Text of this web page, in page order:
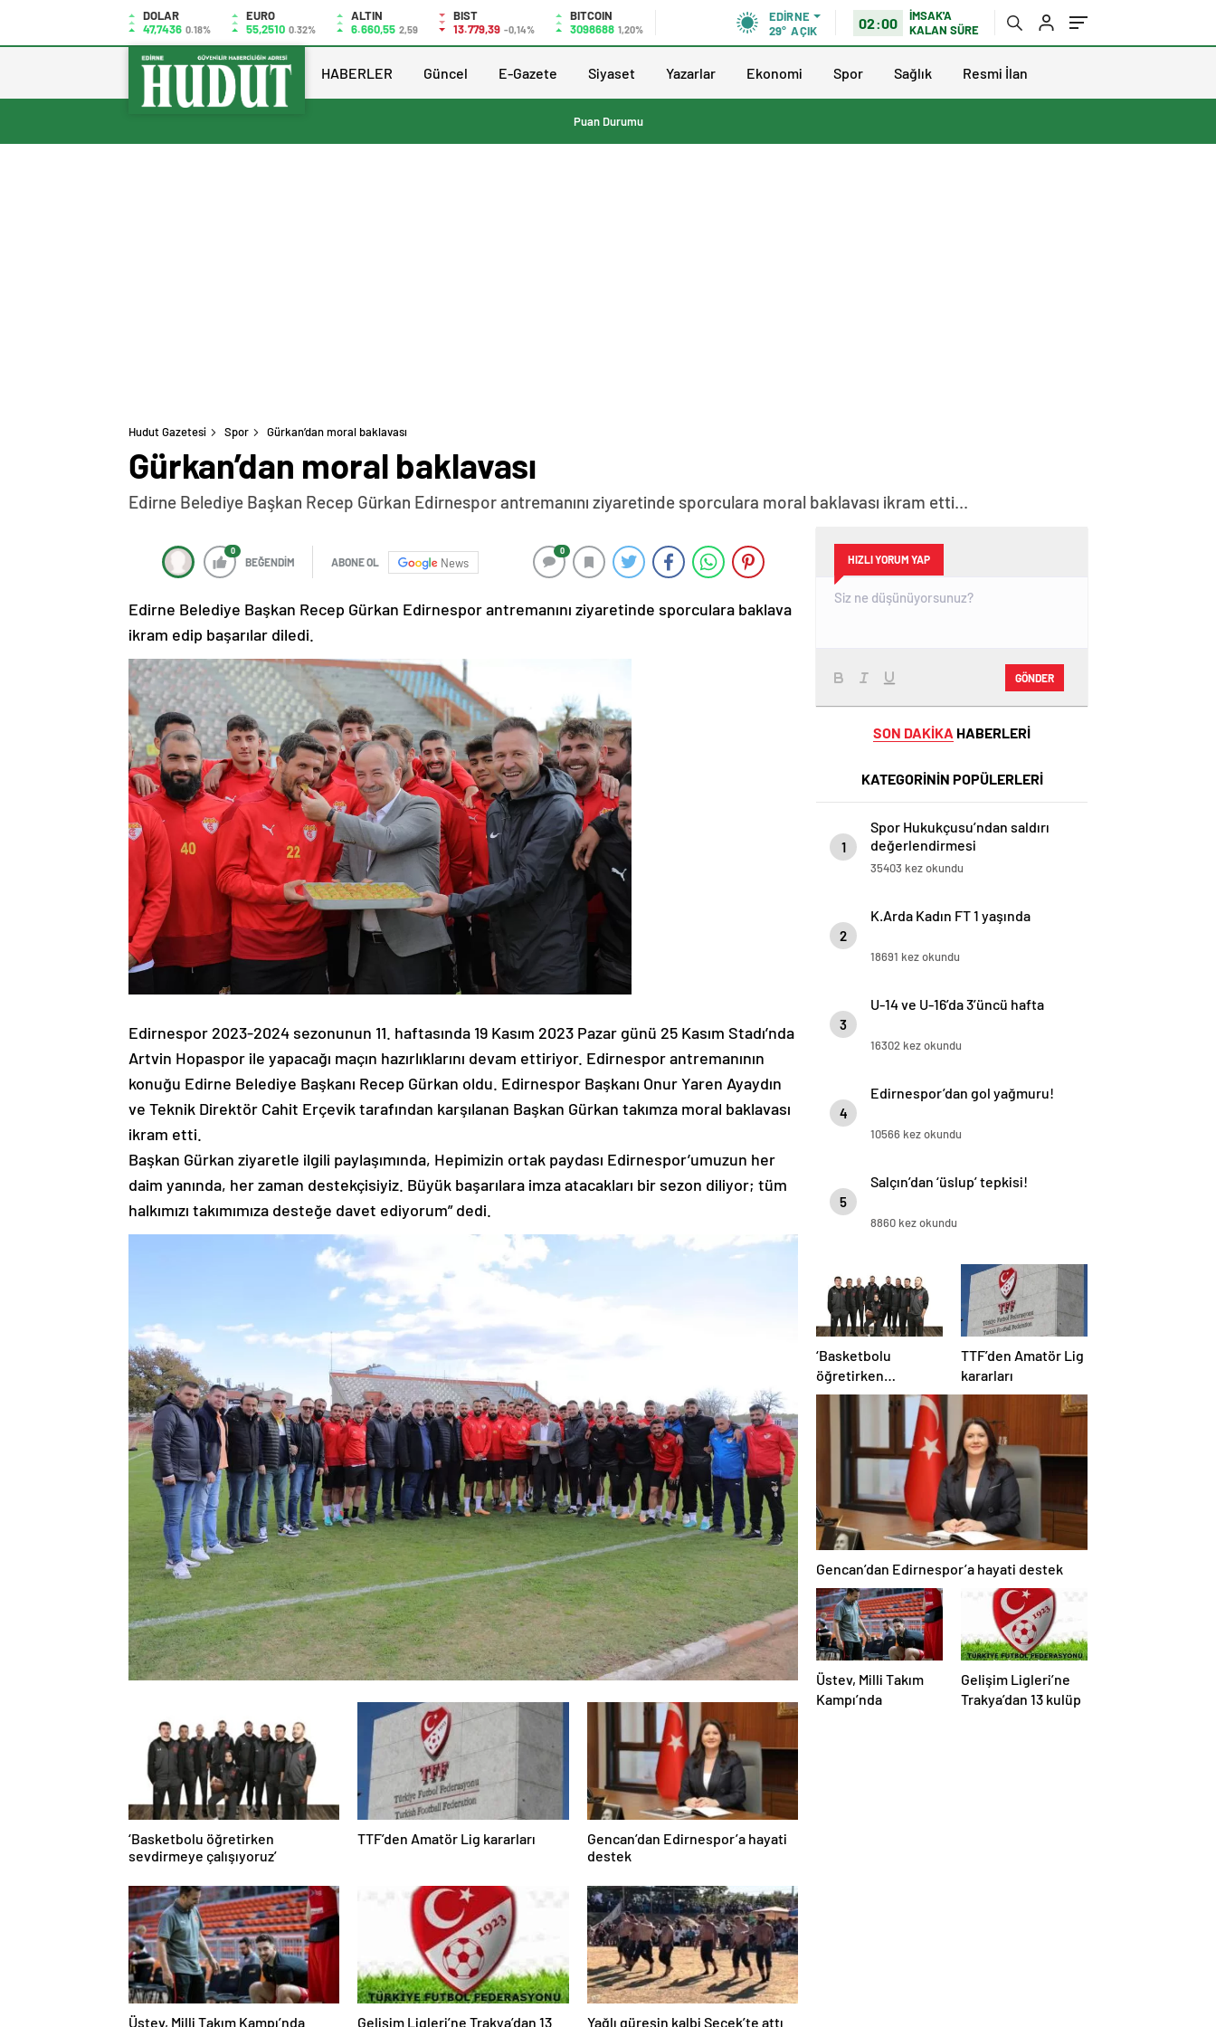
DOLAR
47,7436 0.18%
EURO
55,2510 0.32%
ALTIN
6.660,55 2,59
BIST
13.779,39 -0,14%
BITCOIN
3098688 1,20%
EDIRNE
29° AÇIK 02:00
İMSAK'A
KALAN SÜRE
HABERLER Güncel E-Gazete Siyaset Yazarlar Ekonomi Spor Sağlık Resmi İlan
Puan Durumu
Hudut Gazetesi Spor Gürkan’dan moral baklavası
Gürkan’dan moral baklavası
Edirne Belediye Başkan Recep Gürkan Edirnespor antremanını ziyaretinde sporculara moral baklavası ikram etti...
0
BEĞENDİM ABONE OL News
0
Edirne Belediye Başkan Recep Gürkan Edirnespor antremanını ziyaretinde sporculara baklava
ikram edip başarılar diledi.
Edirnespor 2023-2024 sezonunun 11. haftasında 19 Kasım 2023 Pazar günü 25 Kasım Stadı’nda
Artvin Hopaspor ile yapacağı maçın hazırlıklarını devam ettiriyor. Edirnespor antremanının
konuğu Edirne Belediye Başkanı Recep Gürkan oldu. Edirnespor Başkanı Onur Yaren Ayaydın
ve Teknik Direktör Cahit Erçevik tarafından karşılanan Başkan Gürkan takımza moral baklavası
ikram etti.
Başkan Gürkan ziyaretle ilgili paylaşımında, Hepimizin ortak paydası Edirnespor’umuzun her
daim yanında, her zaman destekçisiyiz. Büyük başarılara imza atacakları bir sezon diliyor; tüm
halkımızı takımımıza desteğe davet ediyorum” dedi.
‘Basketbolu öğretirken
sevdirmeye çalışıyoruz’
TTF’den Amatör Lig kararları
Gencan’dan Edirnespor’a hayati
destek
Üstev, Milli Takım Kampı’nda Gelişim Ligleri’ne Trakya’dan 13 Yağlı güreşin kalbi Seçek’te attı
HIZLI YORUM YAP
GÖNDER
SON DAKİKA HABERLERİ
KATEGORİNİN POPÜLERLERİ
1
Spor Hukukçusu’ndan saldırı
değerlendirmesi
35403 kez okundu
2
K.Arda Kadın FT 1 yaşında
18691 kez okundu
3
U-14 ve U-16’da 3’üncü hafta
16302 kez okundu
4
Edirnespor’dan gol yağmuru!
10566 kez okundu
5
Salçın’dan ‘üslup’ tepkisi!
8860 kez okundu
‘Basketbolu
öğretirken
sevdirmeye
çalışıyoruz’
TTF’den Amatör Lig
kararları
Gencan’dan Edirnespor’a hayati destek
Üstev, Milli Takım
Kampı’nda
Gelişim Ligleri’ne
Trakya’dan 13 kulüp